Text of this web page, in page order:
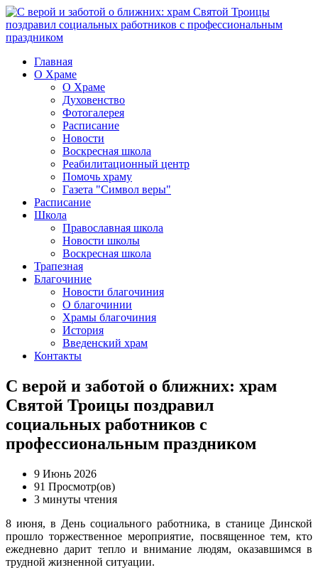
Главная
О Храме
О Храме
Духовенство
Фотогалерея
Расписание
Новости
Воскресная школа
Реабилитационный центр
Помочь храму
Газета "Символ веры"
Расписание
Школа
Православная школа
Новости школы
Воскресная школа
Трапезная
Благочиние
Новости благочиния
О благочинии
Храмы благочиния
История
Введенский храм
Контакты
С верой и заботой о ближних: храм
Святой Троицы поздравил
социальных работников с
профессиональным праздником
9 Июнь 2026
91 Просмотр(ов)
3 минуты чтения
8 июня, в День социального работника, в станице Динской
прошло торжественное мероприятие, посвященное тем, кто
ежедневно дарит тепло и внимание людям, оказавшимся в
трудной жизненной ситуации.